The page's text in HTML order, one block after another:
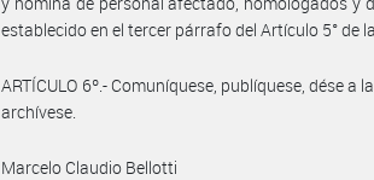
establecido en el tercer párrafo del Artículo 5° de
ARTÍCULO 6º.- Comuníquese, publíquese, dése
archívese.
Marcelo Claudio Bellotti